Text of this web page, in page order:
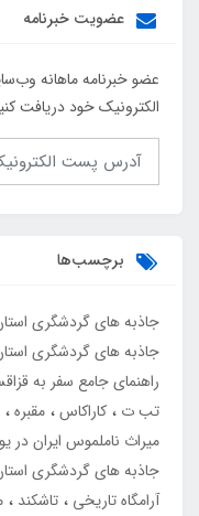
عضویت خبرنامه
عضو خبرنامه ماهانه
الکترونیک خود دریافت
برچسب‌ها
جاذبه های گردشگری
جاذبه های گردشگری
راهنمای جامع سفر به
تب ت
کاراکاس مقبره
میراث ناملموس ایران در
جاذبه های گردشگری
آرامگاه تاریخی
تاشکند